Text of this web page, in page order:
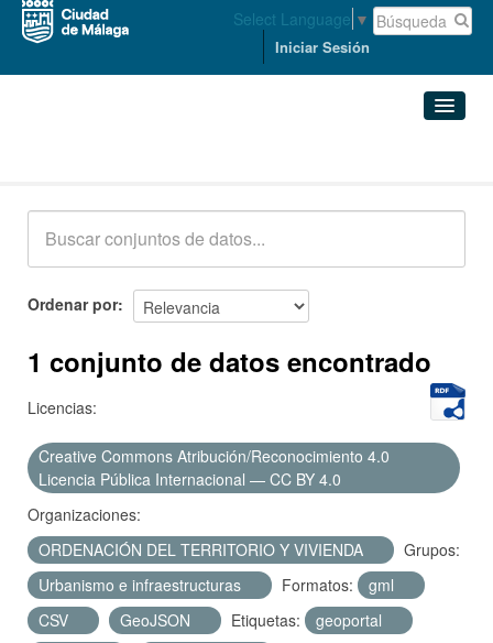
Select Language ▼
Iniciar Sesión
Acerca de
Ordenar por
1 conjunto de datos encontrado
Licencias:
Creative Commons Atribución/Reconocimiento 4.0
Licencia Pública Internacional — CC BY 4.0
Organizaciones:
ORDENACIÓN DEL TERRITORIO Y VIVIENDA
Grupos:
Urbanismo e infraestructuras
Formatos:
gml
CSV
GeoJSON Etiquetas:
geoportal